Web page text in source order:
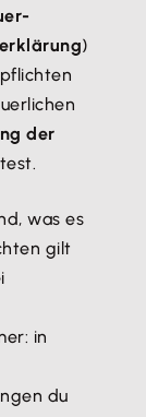
)
der
was es
gilt
in
du